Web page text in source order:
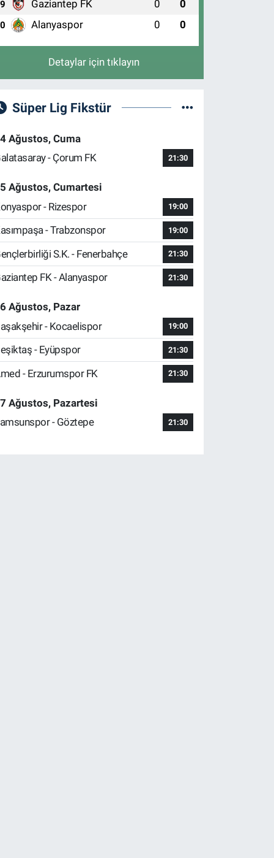
9 Gaziantep FK 0 0
Alanyaspor 0 0
Detaylar için tıklayın
Süper Lig Fikstür
Ağustos, Cuma
- Çorum FK
21:30
Ağustos, Cumartesi
- Rizespor
19:00
- Trabzonspor 19:00
S.K. - Fenerbahçe 21:30
FK - Alanyaspor 21:30
Ağustos, Pazar
- Kocaelispor
19:00
- Eyüpspor 21:30
- Erzurumspor FK 21:30
Ağustos, Pazartesi
- Göztepe
21:30